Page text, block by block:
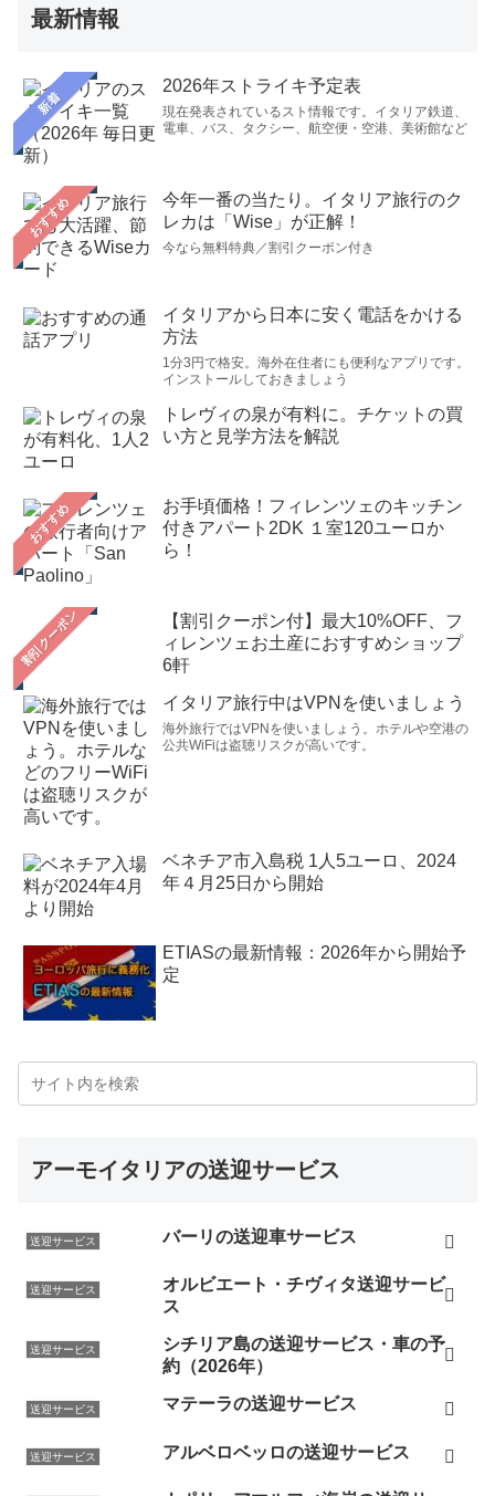
最新情報
新着
2026年ストライキ予定表
現在発表されているスト情報です。イタリア鉄道、
電車、バス、タクシー、航空便・空港、美術館など
おすすめ
今年一番の当たり。イタリア旅行のク
レカは「Wise」が正解！
今なら無料特典／割引クーポン付き
イタリアから日本に安く電話をかける
方法
1分3円で格安。海外在住者にも便利なアプリです。
インストールしておきましょう
トレヴィの泉が有料に。チケットの買
い方と見学方法を解説
おすすめ
お手頃価格！フィレンツェのキッチン
付きアパート2DK １室120ユーロか
ら！
【割引クーポン付】最大10%OFF、フ
ィレンツェお土産におすすめショップ
6軒
イタリア旅行中はVPNを使いましょう
海外旅行ではVPNを使いましょう。ホテルや空港の
公共WiFiは盗聴リスクが高いです。
ベネチア市入島税 1人5ユーロ、2024
年４月25日から開始
ETIASの最新情報：2026年から開始予
定
アーモイタリアの送迎サービス
送迎サービス バーリの送迎車サービス
送迎サービス
オルビエート・チヴィタ送迎サービ
ス
送迎サービス
シチリア島の送迎サービス・車の予
約（2026年）
送迎サービス マテーラの送迎サービス
送迎サービス アルベロベッロの送迎サービス